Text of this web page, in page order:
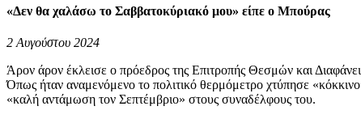
«Δεν θα χαλάσω το Σαββατοκύριακό μου» είπε ο Μπούρας
2 Αυγούστου 2024
Άρον άρον έκλεισε ο πρόεδρος της Επιτροπής Θεσμών και
Όπως ήταν αναμενόμενο το πολιτικό θερμόμετρο χτύπησε
«καλή αντάμωση τον Σεπτέμβριο» στους συναδέλφους του.